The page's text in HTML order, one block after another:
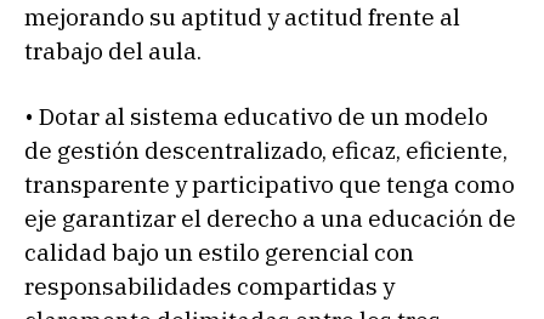
mejorando su aptitud y actitud frente al
trabajo del aula.
• Dotar al sistema educativo de un modelo
de gestión descentralizado, eficaz, eficiente,
transparente y participativo que tenga como
eje garantizar el derecho a una educación de
calidad bajo un estilo gerencial con
responsabilidades compartidas y